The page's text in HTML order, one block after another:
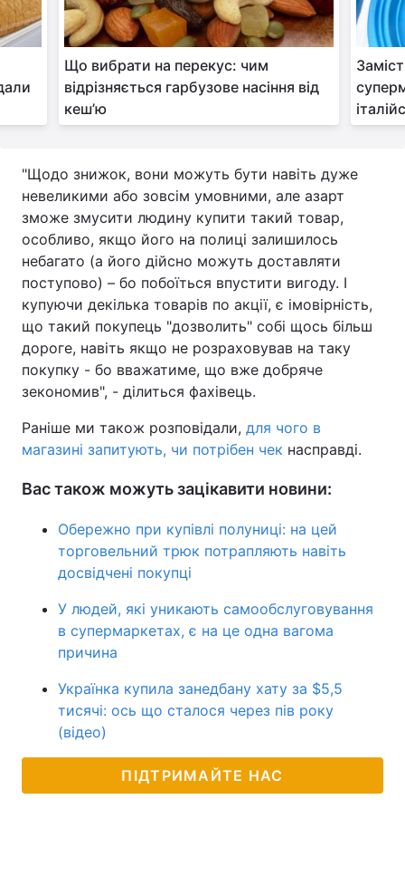
Що вибрати на перекус: чим
відрізняється гарбузове насіння від
кеш’ю
"Щодо знижок, вони можуть бути навіть дуже
невеликими або зовсім умовними, але азарт
зможе змусити людину купити такий товар,
особливо, якщо його на полиці залишилось
небагато (а його дійсно можуть доставляти
поступово) – бо побоїться впустити вигоду. І
купуючи декілька товарів по акції, є імовірність,
що такий покупець "дозволить" собі щось більш
дороге, навіть якщо не розраховував на таку
покупку - бо вважатиме, що вже добряче
зекономив", - ділиться фахівець.
Раніше ми також розповідали, для чого в
магазині запитують, чи потрібен чек насправді.
Вас також можуть зацікавити новини:
Обережно при купівлі полуниці: на цей
торговельний трюк потрапляють навіть
досвідчені покупці
У людей, які уникають самообслуговування
в супермаркетах, є на це одна вагома
причина
Українка купила занедбану хату за $5,5
тисячі: ось що сталося через пів року
(відео)
ПІДТРИМАЙТЕ НАС